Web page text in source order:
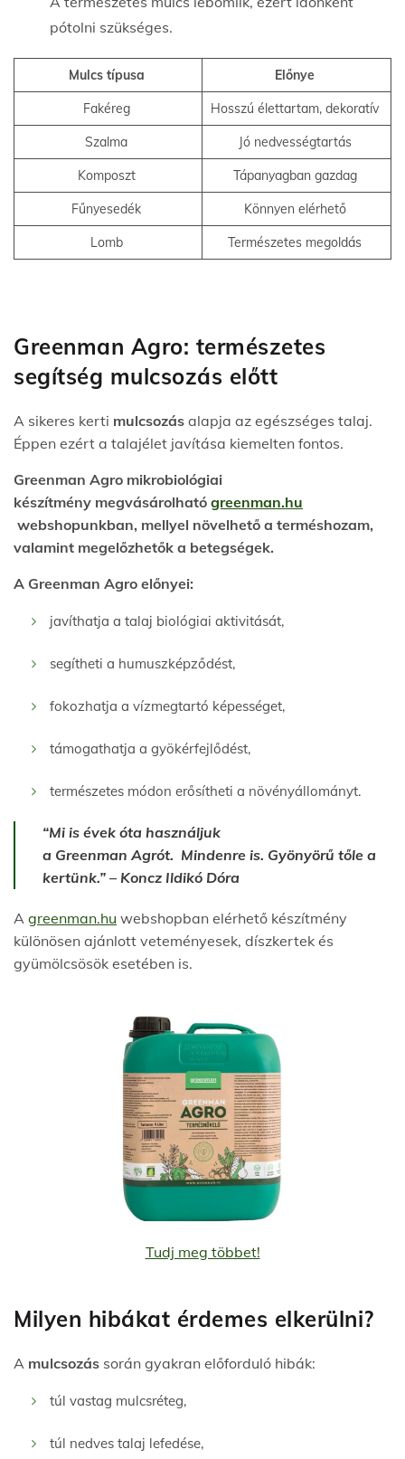
pótolni szükséges.
Mulcs típusa Előnye
Fakéreg Hosszú élettartam, dekoratív
Szalma Jó nedvességtartás
Komposzt Tápanyagban gazdag
Fűnyesedék Könnyen elérhető
Lomb Természetes megoldás
Greenman Agro: természetes
segítség mulcsozás előtt
A sikeres kerti mulcsozás alapja az egészséges talaj.
Éppen ezért a talajélet javítása kiemelten fontos.
Greenman Agro mikrobiológiai
készítmény megvásárolható greenman.hu
webshopunkban, mellyel növelhető a terméshozam,
valamint megelőzhetők a betegségek.
A Greenman Agro előnyei:
javíthatja a talaj biológiai aktivitását,
segítheti a humuszképződést,
fokozhatja a vízmegtartó képességet,
támogathatja a gyökérfejlődést,
természetes módon erősítheti a növényállományt.
“Mi is évek óta használjuk
a Greenman Agrót. Mindenre is. Gyönyörű tőle a
kertünk.” – Koncz Ildikó Dóra
A greenman.hu webshopban elérhető készítmény
különösen ajánlott veteményesek, díszkertek és
gyümölcsösök esetében is.
Tudj meg többet!
Milyen hibákat érdemes elkerülni?
A mulcsozás során gyakran előforduló hibák:
túl vastag mulcsréteg,
túl nedves talaj lefedése,